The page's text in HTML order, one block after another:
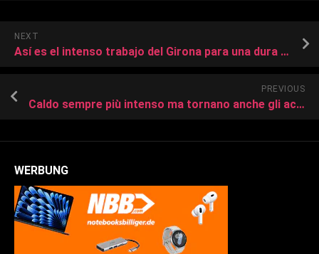
NEXT
Así es el intenso trabajo del Girona para una dura temporada | OneFootball
PREVIOUS
Caldo sempre più intenso ma tornano anche gli acquazzoni al Centro
WERBUNG